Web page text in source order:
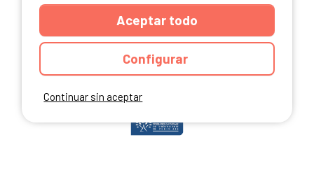
Continuar sin aceptar
Aceptar todo
Configurar